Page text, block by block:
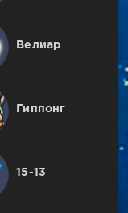
Велиар
Гиппонг
15-13